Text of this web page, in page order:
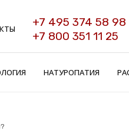
+7 495 374 58 98
+7 800 351 11 25
НАТУРОПАТИЯ